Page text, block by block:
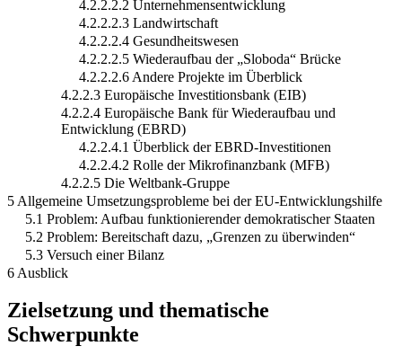
4.2.2.2.2 Unternehmensentwicklung
4.2.2.2.3 Landwirtschaft
4.2.2.2.4 Gesundheitswesen
4.2.2.2.5 Wiederaufbau der „Sloboda“ Brücke
4.2.2.2.6 Andere Projekte im Überblick
4.2.2.3 Europäische Investitionsbank (EIB)
4.2.2.4 Europäische Bank für Wiederaufbau und
Entwicklung (EBRD)
4.2.2.4.1 Überblick der EBRD-Investitionen
4.2.2.4.2 Rolle der Mikrofinanzbank (MFB)
4.2.2.5 Die Weltbank-Gruppe
5 Allgemeine Umsetzungsprobleme bei der EU-Entwicklungshilfe
5.1 Problem: Aufbau funktionierender demokratischer Staaten
5.2 Problem: Bereitschaft dazu, „Grenzen zu überwinden“
5.3 Versuch einer Bilanz
6 Ausblick
Zielsetzung und thematische
Schwerpunkte